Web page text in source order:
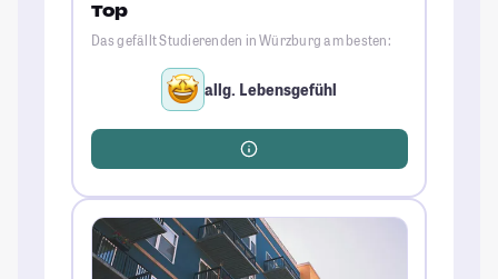
Top
Das gefällt Studierenden in Würzburg am besten:
allg. Lebensgefühl